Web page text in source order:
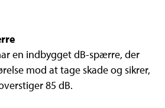
en indbygget dB-spærre, der
mod at tage skade og sikrer,
85 dB.